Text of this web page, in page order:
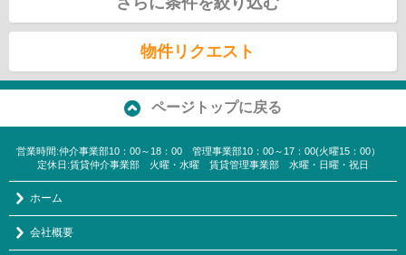
物件リクエスト
ページトップに戻る
営業時間:仲介事業部10：00～18：00 管理事業部10：00～17：00(火曜15：00）
定休日:賃貸仲介事業部 火曜・水曜 賃貸管理事業部 水曜・日曜・祝日
ホーム
会社概要